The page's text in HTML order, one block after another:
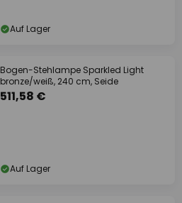
Auf Lager
Bogen-Stehlampe Sparkled Light
bronze/weiß, 240 cm, Seide
511,58 €
Auf Lager